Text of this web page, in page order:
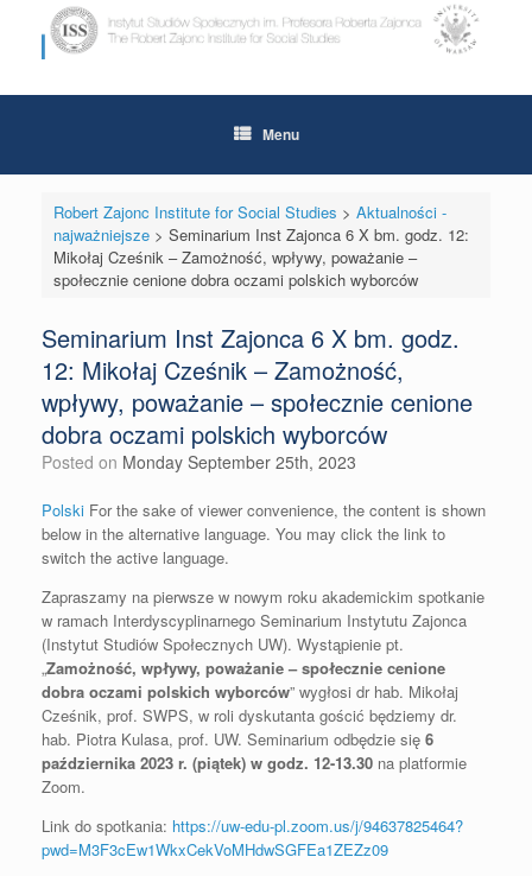
content
Menu
Robert Zajonc Institute for Social Studies > Aktualności -
najważniejsze> Seminarium Inst Zajonca 6 X bm. godz. 12:
Mikołaj Cześnik – Zamożność, wpływy, poważanie –
społecznie cenione dobra oczami polskich wyborców
Seminarium Inst Zajonca 6 X bm. godz.
12: Mikołaj Cześnik – Zamożność,
wpływy, poważanie – społecznie cenione
dobra oczami polskich wyborców
Posted on Monday September 25th, 2023
Polski For the sake of viewer convenience, the content is shown
below in the alternative language. You may click the link to
switch the active language.
Zapraszamy na pierwsze w nowym roku akademickim spotkanie
w ramach Interdyscyplinarnego Seminarium Instytutu Zajonca
(Instytut Studiów Społecznych UW). Wystąpienie pt.
„Zamożność, wpływy, poważanie – społecznie cenione
dobra oczami polskich wyborców” wygłosi dr hab. Mikołaj
Cześnik, prof. SWPS, w roli dyskutanta gościć będziemy dr.
hab. Piotra Kulasa, prof. UW. Seminarium odbędzie się 6
października 2023 r. (piątek) w godz. 12-13.30 na platformie
Zoom.
Link do spotkania: https://uw-edu-pl.zoom.us/j/94637825464?
pwd=M3F3cEw1WkxCekVoMHdwSGFEa1ZEZz09